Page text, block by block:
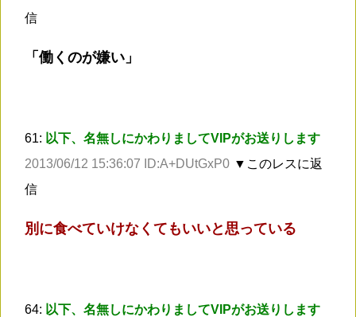
信
「働くのが嫌い」
61: 以下、名無しにかわりましてVIPがお送りします
2013/06/12 15:36:07 ID:A+DUtGxP0 ▼このレスに返
信
別に食べていけなくてもいいと思っている
64: 以下、名無しにかわりましてVIPがお送りします